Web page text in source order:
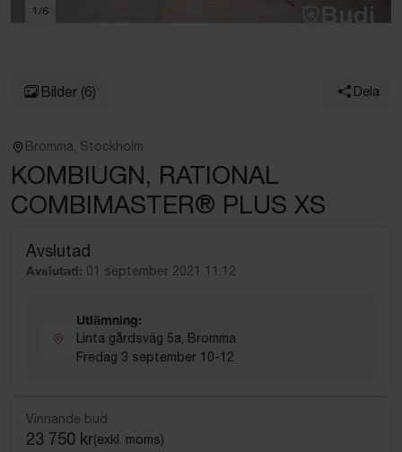
1 /6
Bilder (6) Dela
Bromma, Stockholm
KOMBIUGN, RATIONAL
COMBIMASTER® PLUS XS
Avslutad
Avslutad: 01 september 2021 11:12
Utlämning:
Linta gårdsväg 5a, Bromma
Fredag 3 september 10-12
Vinnande bud
23 750 kr(exkl. moms)